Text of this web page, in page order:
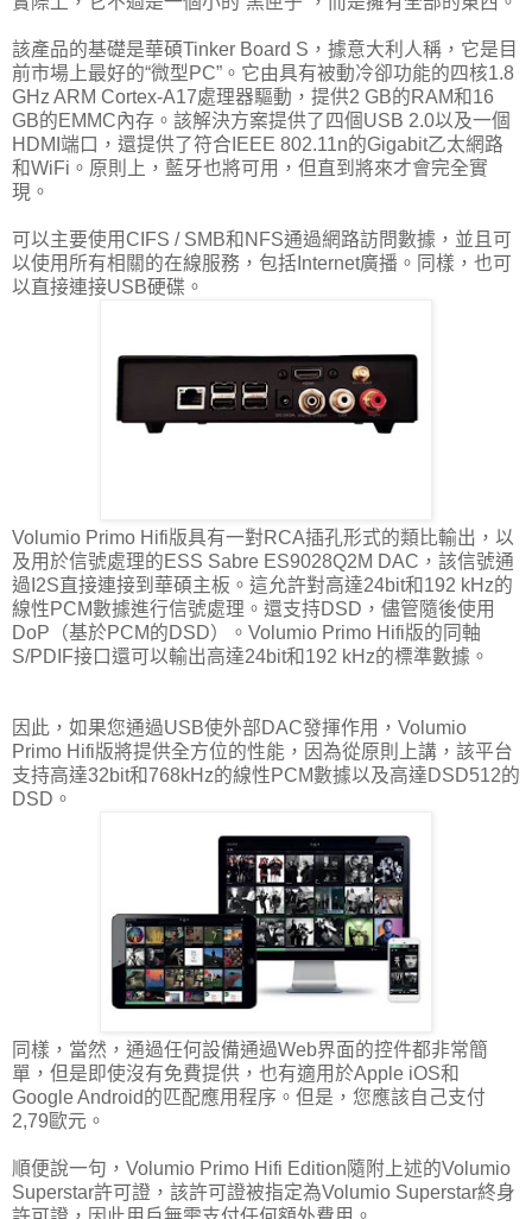
該產品的基礎是華碩Tinker Board S，據意大利人稱，它是目
前市場上最好的“微型PC”。它由具有被動冷卻功能的四核1.8
GHz ARM Cortex-A17處理器驅動，提供2 GB的RAM和16
GB的EMMC內存。該解決方案提供了四個USB 2.0以及一個
HDMI端口，還提供了符合IEEE 802.11n的Gigabit乙太網路
和WiFi。原則上，藍牙也將可用，但直到將來才會完全實
現。
可以主要使用CIFS / SMB和NFS通過網路訪問數據，並且可
以使用所有相關的在線服務，包括Internet廣播。同樣，也可
以直接連接USB硬碟。
Volumio Primo Hifi版具有一對RCA插孔形式的類比輸出，以
及用於信號處理的ESS Sabre ES9028Q2M DAC，該信號通
過I2S直接連接到華碩主板。這允許對高達24bit和192 kHz的
線性PCM數據進行信號處理。還支持DSD，儘管隨後使用
DoP（基於PCM的DSD）。Volumio Primo Hifi版的同軸
S/PDIF接口還可以輸出高達24bit和192 kHz的標準數據。
因此，如果您通過USB使外部DAC發揮作用，Volumio
Primo Hifi版將提供全方位的性能，因為從原則上講，該平台
支持高達32bit和768kHz的線性PCM數據以及高達DSD512的
DSD。
同樣，當然，通過任何設備通過Web界面的控件都非常簡
單，但是即使沒有免費提供，也有適用於Apple iOS和
Google Android的匹配應用程序。但是，您應該自己支付
2,79歐元。
順便說一句，Volumio Primo Hifi Edition隨附上述的Volumio
Superstar許可證，該許可證被指定為Volumio Superstar終身